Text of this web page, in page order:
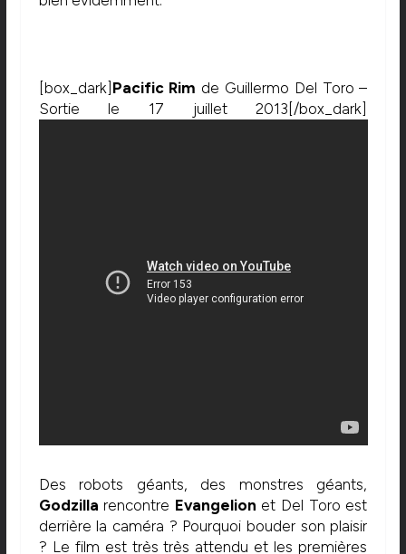
[box_dark] Pacific Rim de Guillermo Del Toro –
Sortie le 17 juillet 2013[/box_dark]
Des robots géants, des monstres géants,
Godzilla rencontre Evangelion et Del Toro est
derrière la caméra ? Pourquoi bouder son plaisir
? Le film est très très attendu et les premières